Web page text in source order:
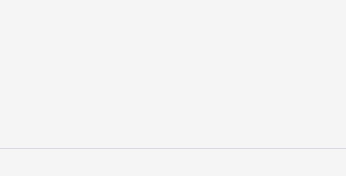
oder mit
und übermäßiger